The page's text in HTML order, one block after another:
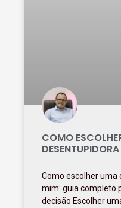
COMO
DESENTUPIDORA
Como escolher uma
mim: guia completo
decisão Escolher